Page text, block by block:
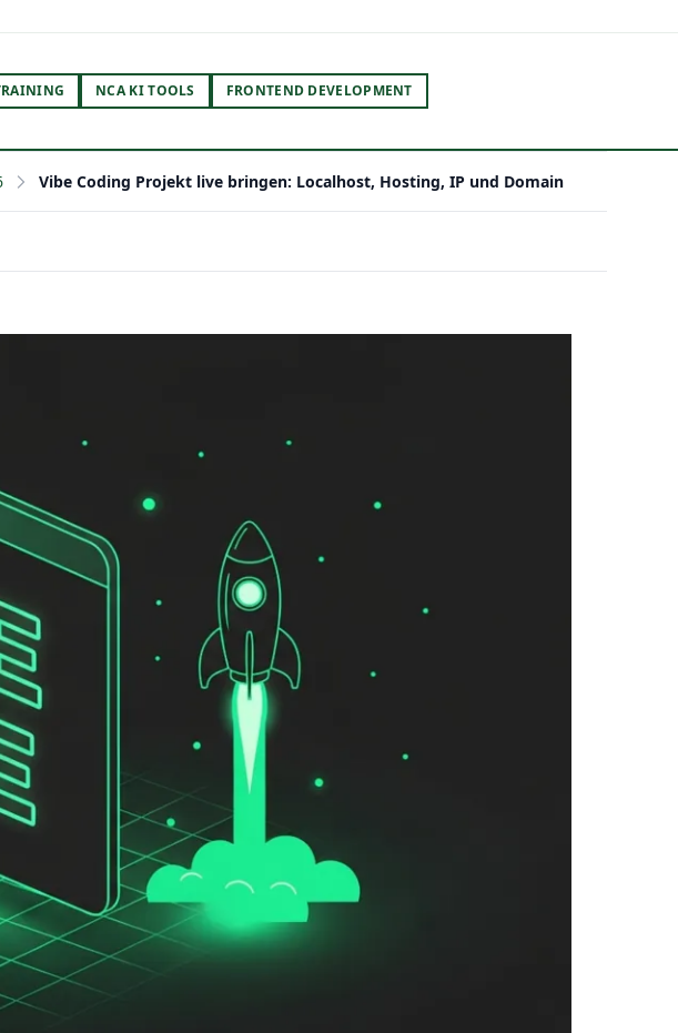
NCA KI TOOLS FRONTEND DEVELOPMENT
Vibe Coding Projekt live bringen: Localhost, Hosting, IP und Domain